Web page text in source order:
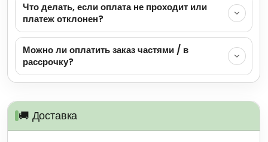
Что делать, если оплата не проходит или
платеж отклонен?
Можно ли оплатить заказ частями / в
рассрочку?
🚚 Доставка